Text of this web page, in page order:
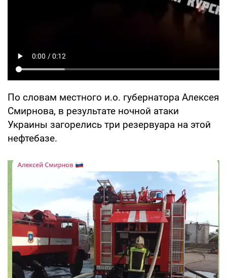
По словам местного и.о. губернатора Алексея
Смирнова, в результате ночной атаки
Украины загорелись три резервуара на этой
нефтебазе.